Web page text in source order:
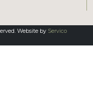
Website by Servico